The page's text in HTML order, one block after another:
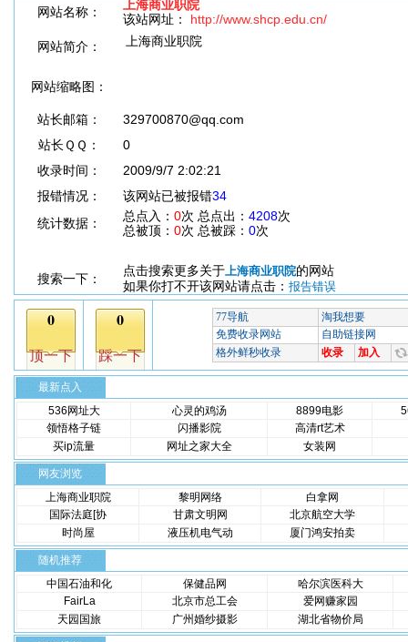
网站名称：
上海商业职院
该站网址： http://www.shcp.edu.cn/
网站简介：
上海商业职院
网站缩略图：
站长邮箱：
329700870@qq.com
站长ＱＱ：
0
收录时间：
2009/9/7 2:02:21
报错情况：
该网站已被报错34
统计数据：
总点入： 0次 总点出： 4208次
总被顶： 0次 总被踩： 0次
搜索一下：
点击搜索更多关于上海商业职院的网站
如果你打不开该网站请点击： 报告错误
最新点入
536网址大
心灵的鸡汤 8899电影
领悟格子链
闪播影院
高清rt艺术
买ip流量
网址之家大全 女装网
网友浏览
上海商业职院
黎明网络
白拿网
国际法庭[协
甘肃文明网
北京航空大学
时尚屋
液压机电气动 厦门鸿安拍卖
随机推荐
中国石油和化
保健品网
哈尔滨医科大
FairLa
北京市总工会
爱网赚家园
天园国旅
广州婚纱摄影 湖北省物价局